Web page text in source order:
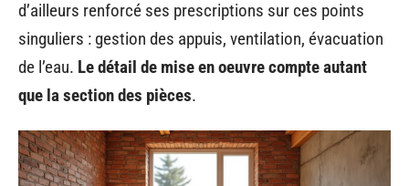
d’ailleurs renforcé ses prescriptions sur ces points
singuliers : gestion des appuis, ventilation, évacuation
de l’eau. Le détail de mise en oeuvre compte autant
que la section des pièces.